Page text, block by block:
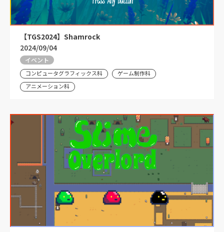
【TGS2024】Shamrock
2024/09/04
イベント
コンピュータグラフィックス科
ゲーム制作科
アニメーション科